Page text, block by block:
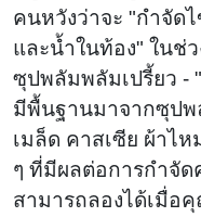
คนหวังว่าจะ "กำจัด
และน้ำในท้อง" ในช่
ซุปพลัมพลัมเปรี้ยว -
มีพื้นฐานมาจากซุปพ
เมล็ด คาสเซีย ผ้าไ
ๆ ที่มีผลต่อการกำจั
สามารถลองได้เมื่อ